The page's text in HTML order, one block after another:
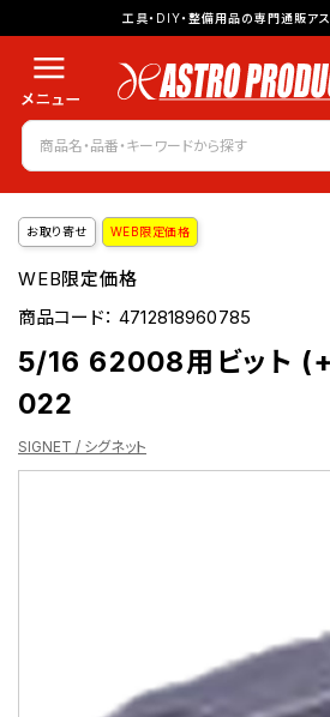
工具・DIY・整備用品の専門通販ア
お取り寄せ WEB限定価格
WEB限定価格
商品コード：4712818960785
5/16 62008用ビット
022
SIGNET / シグネット